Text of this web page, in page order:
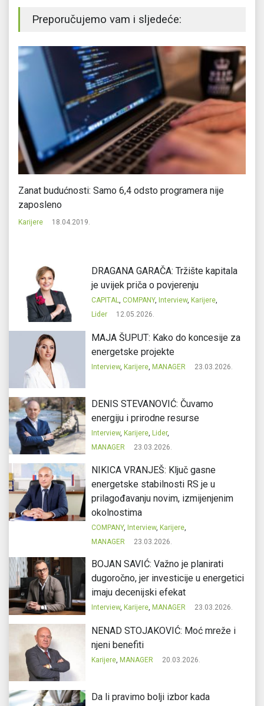
Preporučujemo vam i sljedeće:
Zanat budućnosti: Samo 6,4 odsto programera nije
zaposleno
Karijere 18.04.2019.
DRAGANA GARAČA: Tržište kapitala
je uvijek priča o povjerenju
CAPITAL, COMPANY, Interview, Karijere,
Lider
12.05.2026.
MAJA ŠUPUT: Kako do koncesije za
energetske projekte
Interview, Karijere, MANAGER 23.03.2026.
DENIS STEVANOVIĆ: Čuvamo
energiju i prirodne resurse
Interview, Karijere, Lider,
MANAGER
23.03.2026.
NIKICA VRANJEŠ: Ključ gasne
energetske stabilnosti RS je u
prilagođavanju novim, izmijenjenim
okolnostima
COMPANY, Interview, Karijere,
MANAGER
23.03.2026.
BOJAN SAVIĆ: Važno je planirati
dugoročno, jer investicije u energetici
imaju decenijski efekat
Interview, Karijere, MANAGER 23.03.2026.
NENAD STOJAKOVIĆ: Moć mreže i
njeni benefiti
Karijere, MANAGER 20.03.2026.
Da li pravimo bolji izbor kada